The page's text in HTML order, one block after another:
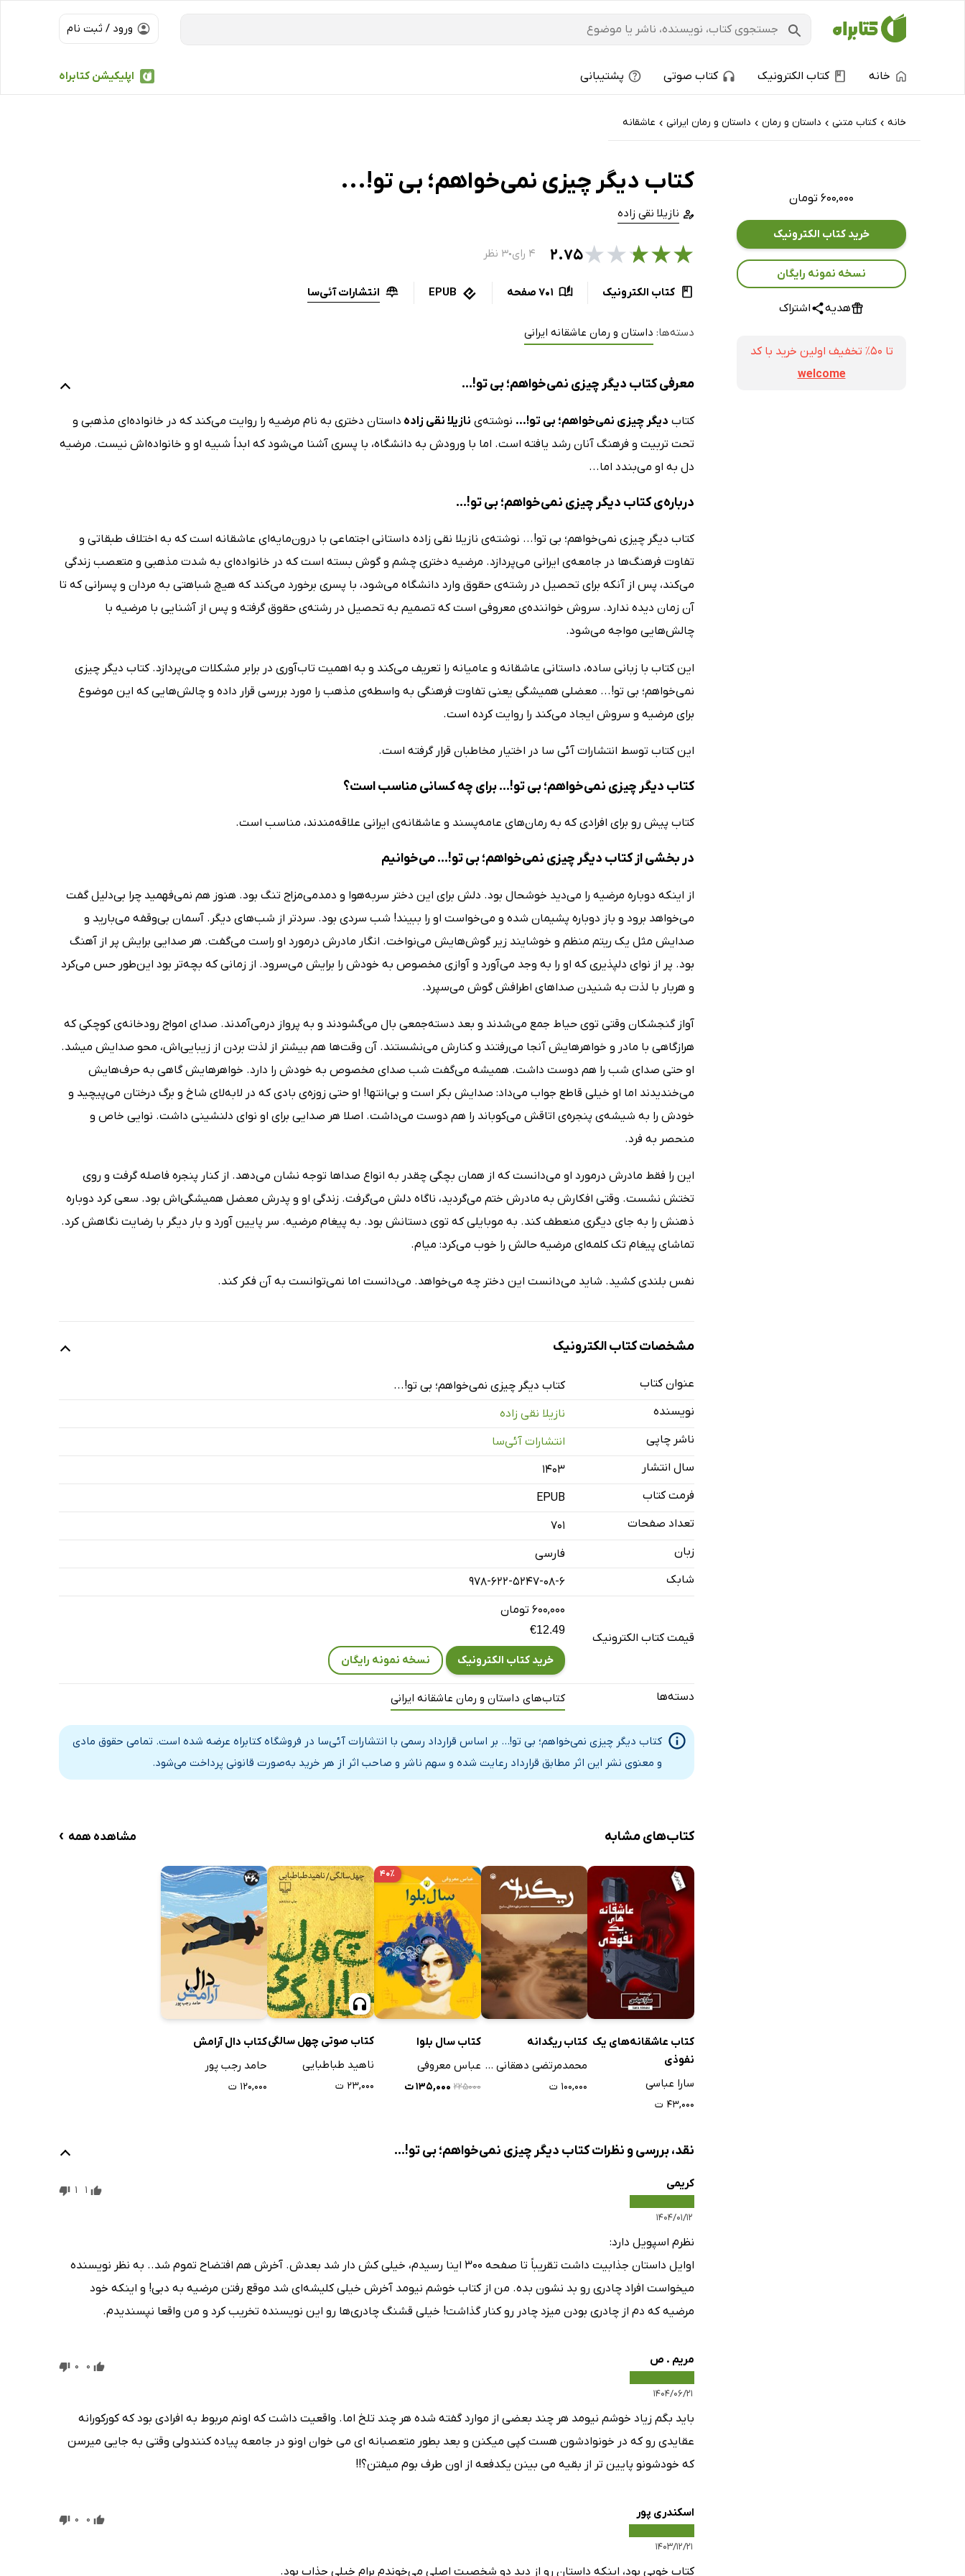
ورود / ثبت نام
اپلیکیشن کتابراه خانه کتاب الکترونیک کتاب صوتی پشتیبانی
خانه › کتاب‌ متنی › داستان و رمان › داستان و رمان ایرانی › عاشقانه
۶۰۰,۰۰۰ تومان
خرید کتاب الکترونیک
نسخه نمونه رایگان
هدیه اشتراک
تا ۵۰٪ تخفیف اولین خرید با کد
welcome
کتاب دیگر چیزی نمی‌خواهم؛ بی تو!...
نازیلا نقی زاده
★
★
★
★
★۲.۷۵ ۴ رای ●۳ نظر
کتاب الکترونیک 701 صفحه EPUB انتشارات آئی‌سا
دسته‌ها: داستان و رمان عاشقانه ایرانی
معرفی کتاب دیگر چیزی نمی‌خواهم؛ بی تو!...
کتاب دیگر چیزی نمی‌خواهم؛ بی تو!... نوشته‌ی نازیلا نقی زاده داستان دختری به نام مرضیه را روایت می‌کند که در خانواده‌ای مذهبی و
تحت تربیت و فرهنگ آنان رشد یافته است. اما با ورودش به دانشگاه، با پسری آشنا می‌شود که ابداً شبیه او و خانواده‌اش نیست. مرضیه
دل به او می‌بندد اما...
درباره‌ی کتاب دیگر چیزی نمی‌خواهم؛ بی تو!...
کتاب دیگر چیزی نمی‌خواهم؛ بی تو!... نوشته‌ی نازیلا نقی زاده داستانی اجتماعی با درون‌مایه‌ای عاشقانه است که به اختلاف طبقاتی و
تفاوت فرهنگ‌ها در جامعه‌ی ایرانی می‌پردازد. مرضیه دختری چشم و گوش بسته است که در خانواده‌ای به شدت مذهبی و متعصب زندگی
می‌کند، پس از آنکه برای تحصیل در رشته‌ی حقوق وارد دانشگاه می‌شود، با پسری برخورد می‌کند که هیچ شباهتی به مردان و پسرانی که تا
آن زمان دیده ندارد. سروش خواننده‌ی معروفی است که تصمیم به تحصیل در رشته‌ی حقوق گرفته و پس از آشنایی با مرضیه با
چالش‌هایی مواجه می‌شود.
این کتاب با زبانی ساده، داستانی عاشقانه و عامیانه را تعریف می‌کند و به اهمیت تاب‌آوری در برابر مشکلات می‌پردازد. کتاب دیگر چیزی
نمی‌خواهم؛ بی تو!... معضلی همیشگی یعنی تفاوت فرهنگی به واسطه‌ی مذهب را مورد بررسی قرار داده و چالش‌هایی که این موضوع
برای مرضیه و سروش ایجاد می‌کند را روایت کرده است.
این کتاب توسط انتشارات آئی سا در اختیار مخاطبان قرار گرفته است.
کتاب دیگر چیزی نمی‌خواهم؛ بی تو!... برای چه کسانی مناسب است؟
کتاب پیش رو برای افرادی که به رمان‌های عامه‌پسند و عاشقانه‌ی ایرانی علاقه‌مندند، مناسب است.
در بخشی از کتاب دیگر چیزی نمی‌خواهم؛ بی تو!... می‌خوانیم
از اینکه دوباره مرضیه را می‌دید خوشحال بود. دلش برای این دختر سربه‌هوا و دمدمی‌مزاج تنگ بود. هنوز هم نمی‌فهمید چرا بی‌دلیل گفت
می‌خواهد برود و باز دوباره پشیمان شده و می‌خواست او را ببیند! شب سردی بود. سردتر از شب‌های دیگر. آسمان بی‌وقفه می‌بارید و
صدایش مثل یک ریتم منظم و خوشایند زیر گوش‌هایش می‌نواخت. انگار مادرش درمورد او راست می‌گفت. هر صدایی برایش پر از آهنگ
بود. پر از نوای دلپذیری که او را به وجد می‌آورد و آوازی مخصوص به خودش را برایش می‌سرود. از زمانی که بچه‌تر بود این‌طور حس می‌کرد
و هربار با لذت به شنیدن صداهای اطرافش گوش می‌سپرد.
آواز گنجشکان وقتی توی حیاط جمع می‌شدند و بعد دسته‌جمعی بال می‌گشودند و به پرواز درمی‌آمدند. صدای امواج رودخانه‌ی کوچکی که
هر‌از‌گاهی با مادر و خواهرهایش آنجا می‌رفتند و کنارش می‌نشستند. آن وقت‌ها هم بیشتر از لذت بردن از زیبایی‌اش، محو صدایش میشد.
او حتی صدای شب را هم دوست داشت. همیشه می‌گفت شب صدای مخصوص به خودش را دارد. خواهرهایش گاهی به حرف‌هایش
می‌خندیدند اما او خیلی قاطع جواب می‌داد: صدایش بکر است و بی‌انتها! او حتی زوزه‌ی بادی که در لا‌به‌لای شاخ و برگ درختان می‌پیچید و
خودش را به شیشه‌ی پنجره‌ی اتاقش می‌کوباند را هم دوست می‌داشت. اصلا هر صدایی برای او نوای دلنشینی داشت. نوایی خاص و
منحصر به فرد.
این را فقط مادرش درمورد او می‌دانست که از همان بچگی چقدر به انواع صداها توجه نشان می‌دهد. از کنار پنجره فاصله گرفت و روی
تختش نشست. وقتی افکارش به مادرش ختم می‌گردید، ناگاه دلش می‌گرفت. زندگی او و پدرش معضل همیشگی‌اش بود. سعی کرد دوباره
ذهنش را به جای دیگری منعطف کند. به موبایلی که توی دستانش بود. به پیغام مرضیه. سر پایین آورد و بار دیگر با رضایت نگاهش کرد.
تماشای پیغام تک کلمه‌ای مرضیه حالش را خوب می‌کرد: میام.
نفس بلندی کشید. شاید می‌دانست این دختر چه می‌خواهد. می‌دانست اما نمی‌توانست به آن فکر کند.
مشخصات کتاب الکترونیک
عنوان کتاب
کتاب دیگر چیزی نمی‌خواهم؛ بی تو!...
نویسنده
نازیلا نقی زاده
ناشر چاپی
انتشارات آئی‌سا
سال انتشار
۱۴۰۳
فرمت کتاب
EPUB
تعداد صفحات
701
زبان
فارسی
شابک
978-622-5247-08-6
قیمت کتاب الکترونیک
۶۰۰,۰۰۰ تومان
€12.49
خرید کتاب الکترونیک نسخه نمونه رایگان
دسته‌ها کتاب‌های داستان و رمان عاشقانه ایرانی
کتاب دیگر چیزی نمی‌خواهم؛ بی تو!... بر اساس قرارداد رسمی با انتشارات آئی‌سا در فروشگاه کتابراه عرضه شده است. تمامی حقوق مادی
و معنوی نشر این اثر مطابق قرارداد رعایت شده و سهم ناشر و صاحب اثر از هر خرید به‌صورت قانونی پرداخت می‌شود.
کتاب‌های مشابه مشاهده همه ›
کتاب عاشقانه‌های یک
نفوذی
سارا عباسی
۴۳,۰۰۰ ت
کتاب ریگدانه
محمدمرتضی دهقانی سانیج
۱۰۰,۰۰۰ ت
۴۰٪
کتاب سال بلوا
عباس معروفی
۲۲۵۰۰۰ ۱۳۵,۰۰۰ ت
کتاب صوتی چهل سالگی
ناهید طباطبایی
۲۳,۰۰۰ ت
کتاب دال آرامش
حامد رجب پور
۱۲۰,۰۰۰ ت
نقد، بررسی و نظرات کتاب دیگر چیزی نمی‌خواهم؛ بی تو!...
کریمی
۱۴۰۴/۰۱/۱۲
1
1
نظرم اسپویل دارد:
اوایل داستان جذابیت داشت تقریباً تا صفحه ۳۰۰ اینا رسیدم، خیلی کش دار شد بعدش. آخرش هم افتضاح تموم شد.. به نظر نویسنده
میخواست افراد چادری رو بد نشون بده. من از کتاب خوشم نیومد آخرش خیلی کلیشه‌ای شد موقع رفتن مرضیه به دبی! و اینکه خود
مرضیه که دم از چادری بودن میزد چادر رو کنار گذاشت! خیلی قشنگ چادری‌ها رو این نویسنده تخریب کرد و من واقعا نپسندیدم.
مریم . ص
۱۴۰۴/۰۶/۲۱
0
0
باید بگم زیاد خوشم نیومد هر چند بعضی از موارد گفته شده هر چند تلخ اما. واقعیت داشت که اونم مربوط به افرادی بود که کورکورانه
عقایدی رو که در خونوادشون هست کپی میکنن و بعد بطور متعصبانه ای می خوان اونو در جامعه پیاده کنندولی وقتی به جایی میرسن
که خودشونو پایین تر از بقیه می بینن یکدفعه از اون طرف بوم میفتن؟!!
اسکندری پور
۱۴۰۳/۱۲/۲۱
0
0
کتاب خوبی بود، اینکه داستان رو از دید دو شخصیت اصلی می‌خوندم برام خیلی جذاب بود.